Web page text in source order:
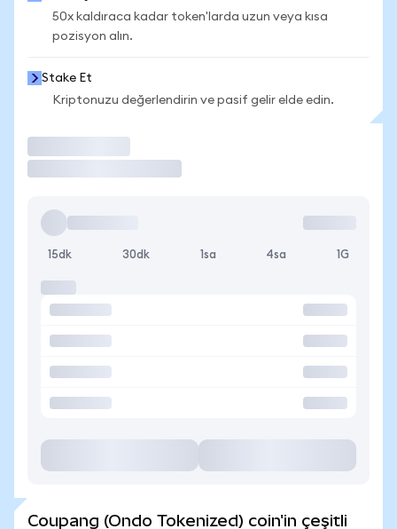
50x kaldıraca kadar token'larda uzun veya kısa
pozisyon alın.
Stake Et
Kriptonuzu değerlendirin ve pasif gelir elde edin.
15dk 30dk 1sa 4sa 1G
Coupang (Ondo Tokenized) coin'in çeşitli